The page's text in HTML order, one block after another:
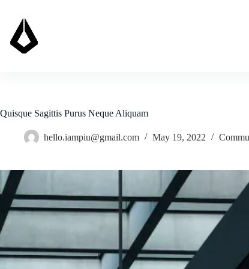
content
Quisque Sagittis Purus Neque Aliquam
hello.iampiu@gmail.com May 19, 2022